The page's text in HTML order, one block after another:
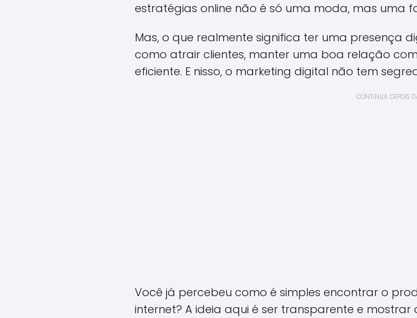
estratégias online não é só uma moda, mas uma
Mas, o que realmente significa ter uma presença
como atrair clientes, manter uma boa relação
eficiente. E nisso, o marketing digital não tem
CONTINUA DEPOIS
Você já percebeu como é simples encontrar o
internet? A ideia aqui é ser transparente e